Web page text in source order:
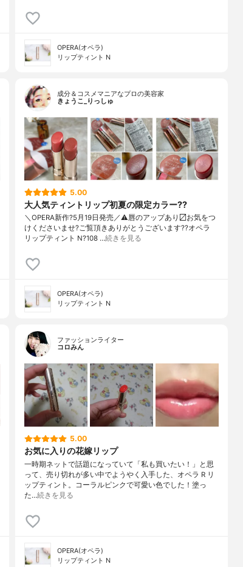
OPERA(オペラ)
リップティント N
成分＆コスメマニアなプロの美容家
きょうこ_りっしゅ
5.00
大人気ティントリップ初夏の限定カラー??
＼OPERA新作?5月19日発売／ ⚠️唇のアップあり〼 お気をつ
けくださいませ? ご覧頂きありがとうございます? ?オペラ
リップティント N ?108 …続きを見る
OPERA(オペラ)
リップティント N
ファッションライター
コロみん
5.00
お気に入りの花嫁リップ
一時期ネットで話題になっていて「私も買いたい！」と思
って、売り切れが多い中でようやく入手した、オペラ R リ
ップティント。コーラルピンクで可愛い色でした！塗っ
た…続きを見る
OPERA(オペラ)
リップティント N